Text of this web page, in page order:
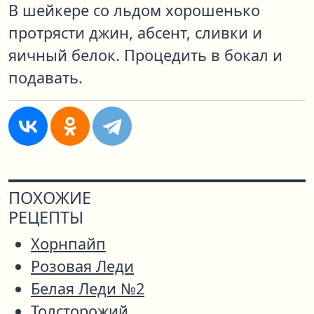
В шейкере со льдом хорошенько
протрясти джин, абсент, сливки и
яичный белок. Процедить в бокал и
подавать.
ПОХОЖИЕ
РЕЦЕПТЫ
Хорнпайп
Розовая Леди
Белая Леди №2